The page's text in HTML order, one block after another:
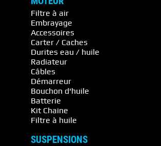
Filtre à air
Embrayage
Accessoires
Carter / Caches
Durites eau / huile
Radiateur
Câbles
Démarreur
Bouchon d'huile
Batterie
Kit Chaine
Filtre à huile
SUSPENSIONS